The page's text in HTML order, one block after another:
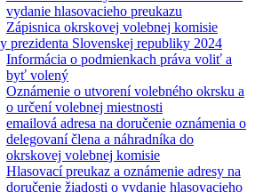
vydanie hlasovacieho preukazu
Zápisnica okrskovej volebnej komisie
prezidenta Slovenskej republiky 2024
Informácia o podmienkach práva voliť a
byť volený
Oznámenie o utvorení volebného okrsku a
o určení volebnej miestnosti
emailová adresa na doručenie oznámenia o
delegovaní člena a náhradníka do
okrskovej volebnej komisie
Hlasovací preukaz a oznámenie adresy na
doručenie žiadosti o vydanie hlasovacieho